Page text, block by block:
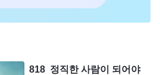
818 정직한 사람이 되어야